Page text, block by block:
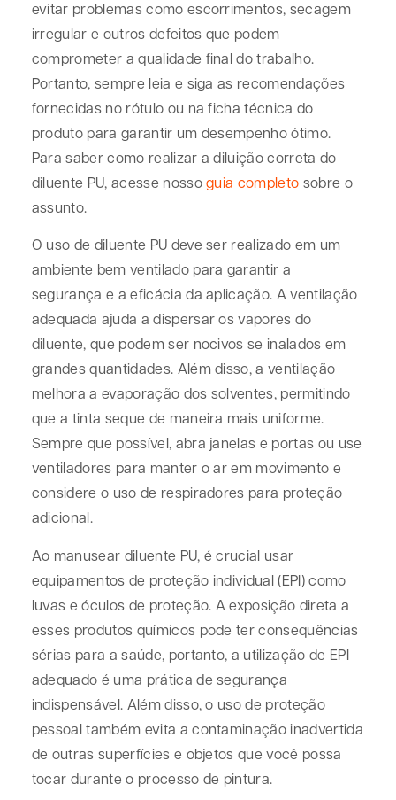
evitar problemas como escorrimentos, secagem
irregular e outros defeitos que podem
comprometer a qualidade final do trabalho.
Portanto, sempre leia e siga as recomendações
fornecidas no rótulo ou na ficha técnica do
produto para garantir um desempenho ótimo.
Para saber como realizar a diluição correta do
diluente PU, acesse nossoguia completo sobre o
assunto.
O uso de diluente PU deve ser realizado em um
ambiente bem ventilado para garantir a
segurança e a eficácia da aplicação. A ventilação
adequada ajuda a dispersar os vapores do
diluente, que podem ser nocivos se inalados em
grandes quantidades. Além disso, a ventilação
melhora a evaporação dos solventes, permitindo
que a tinta seque de maneira mais uniforme.
Sempre que possível, abra janelas e portas ou use
ventiladores para manter o ar em movimento e
considere o uso de respiradores para proteção
adicional.
Ao manusear diluente PU, é crucial usar
equipamentos de proteção individual (EPI) como
luvas e óculos de proteção. A exposição direta a
esses produtos químicos pode ter consequências
sérias para a saúde, portanto, a utilização de EPI
adequado é uma prática de segurança
indispensável. Além disso, o uso de proteção
pessoal também evita a contaminação inadvertida
de outras superfícies e objetos que você possa
tocar durante o processo de pintura.